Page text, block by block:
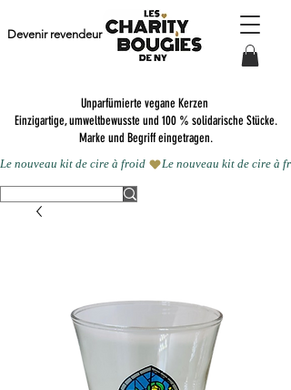
Unparfümierte vegane Kerzen
Einzigartige, umweltbewusste und 100 % solidarische Stücke.
Marke und Begriff eingetragen.
Devenir revendeur
Le nouveau kit de cire à froid